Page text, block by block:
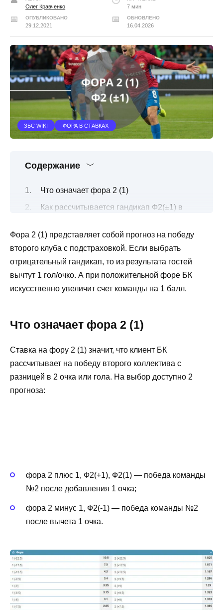
Олег Кравченко 7 мин
ОПУБЛИКОВАНО
29.12.2021
ОБНОВЛЕНО
16.04.2026
ЗБС WIKI ФОРА В СТАВКАХ
Содержание
Что означает фора 2 (1)
Как рассчитывается гандикап Ф2(±1) в
Отрицательная фора 2 (-1) с примером
расчета
Положительная фора 2 (+1) с
примером расчета
Фора 2 (±1) в различных видах спорта
В хоккее
В других дисциплинах
Как заключать пари на Ф2(1)
Стратегия ставок на гандикап Ф2(±1)
единоборствах?
Какие обычно коэффициенты у
Прибыльно ли ставить на фору 2 (1)?
Фора 2 (1) представляет собой прогноз на победу
второго клуба с подстраховкой. Если выбрать
отрицательный гандикап, то из результата гостей
вычтут 1 гол/очко. А при положительной форе БК
искусственно увеличит счет команды на 1 балл.
Что означает фора 2 (1)
Ставка на фору 2 (1) значит, что клиент БК
рассчитывает на победу второго коллектива с
разницей в 2 очка или гола. На выбор доступно 2
прогноза:
фора 2 плюс 1, Ф2(+1), Ф2(1) — победа команды
№2 после добавления 1 очка;
фора 2 минус 1, Ф2(-1) — победа команды №2
после вычета 1 очка.